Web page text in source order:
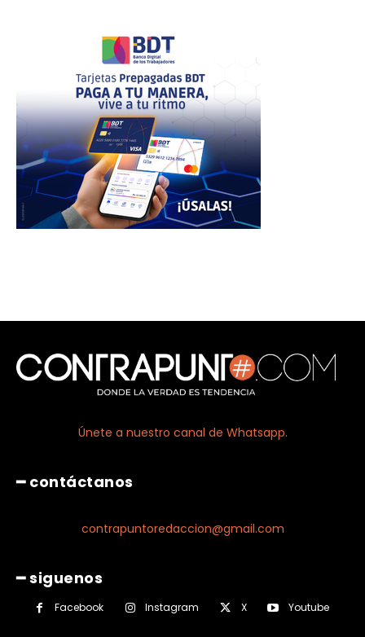
Únete a nuestro canal de Whatsapp.
━ contáctanos
contrapuntoredaccion@gmail.com
━ siguenos
Facebook Instagram X Youtube